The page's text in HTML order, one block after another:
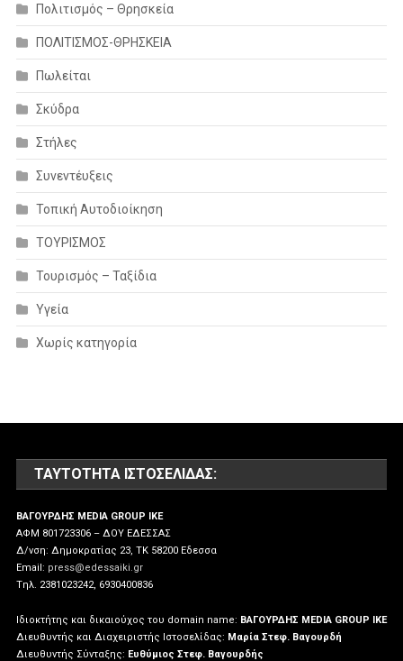
Πολιτισμός – Θρησκεία
ΠΟΛΙΤΙΣΜΟΣ-ΘΡΗΣΚΕΙΑ
Πωλείται
Σκύδρα
Στήλες
Συνεντέυξεις
Τοπική Αυτοδιοίκηση
ΤΟΥΡΙΣΜΟΣ
Τουρισμός – Ταξίδια
Υγεία
Χωρίς κατηγορία
ΤΑΥΤΌΤΗΤΑ ΙΣΤΟΣΕΛΊΔΑΣ:
ΒΑΓΟΥΡΔΗΣ MEDIA GROUP IKE
ΑΦΜ 801723306 – ΔΟΥ ΕΔΕΣΣΑΣ
Δ/νση: Δημοκρατίας 23, ΤΚ 58200 Εδεσσα
Email: press@edessaiki.gr
Tηλ. 2381023242, 6930400836
Ιδιοκτήτης και δικαιούχος του domain name: ΒΑΓΟΥΡΔΗΣ MEDIA GROUP IKE
Διευθυντής και Διαχειριστής Ιστοσελίδας: Μαρία Στεφ. Βαγουρδή
Διευθυντής Σύνταξης: Ευθύμιος Στεφ. Βαγουρδής